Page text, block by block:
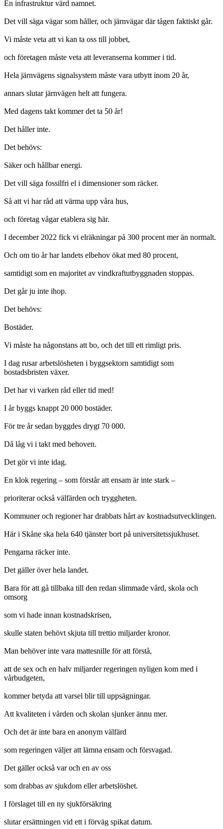
En infrastruktur värd namnet.
Det vill säga vägar som håller, och järnvägar där tågen faktiskt går.
Vi måste veta att vi kan ta oss till jobbet,
och företagen måste veta att leveranserna kommer i tid.
Hela järnvägens signalsystem måste vara utbytt inom 20 år,
annars slutar järnvägen helt att fungera.
Med dagens takt kommer det ta 50 år!
Det håller inte.
Det behövs:
Säker och hållbar energi.
Det vill säga fossilfri el i dimensioner som räcker.
Så att vi har råd att värma upp våra hus,
och företag vågar etablera sig här.
I december 2022 fick vi elräkningar på 300 procent mer än normalt.
Och om tio år har landets elbehov ökat med 80 procent,
samtidigt som en majoritet av vindkraftutbyggnaden stoppas.
Det går ju inte ihop.
Det behövs:
Bostäder.
Vi måste ha någonstans att bo, och det till ett rimligt pris.
I dag rusar arbetslösheten i byggsektorn samtidigt som
bostadsbristen växer.
Det har vi varken råd eller tid med!
I år byggs knappt 20 000 bostäder.
För tre år sedan byggdes drygt 70 000.
Då låg vi i takt med behoven.
Det gör vi inte idag.
En klok regering – som förstår att ensam är inte stark –
prioriterar också välfärden och tryggheten.
Kommuner och regioner har drabbats hårt av kostnadsutvecklingen.
Här i Skåne ska hela 640 tjänster bort på universitetssjukhuset.
Pengarna räcker inte.
Det gäller över hela landet.
Bara för att gå tillbaka till den redan slimmade vård, skola och
omsorg
som vi hade innan kostnadskrisen,
skulle staten behövt skjuta till trettio miljarder kronor.
Man behöver inte vara mattesnille för att förstå,
att de sex och en halv miljarder regeringen nyligen kom med i
vårbudgeten,
kommer betyda att varsel blir till uppsägningar.
Att kvaliteten i vården och skolan sjunker ännu mer.
Och det är inte bara en anonym välfärd
som regeringen väljer att lämna ensam och försvagad.
Det gäller också var och en av oss
som drabbas av sjukdom eller arbetslöshet.
I förslaget till en ny sjukförsäkring
slutar ersättningen vid ett i förväg spikat datum.